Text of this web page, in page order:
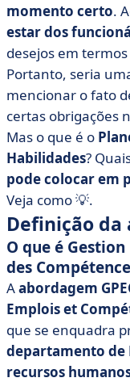
• Objetivos do
• Quais são os
• As ferramentas
• Abordagem
• A abordagem do
momento certo.
estar dos
desejos em termos
Portanto, seria
mencionar o fato
certas obrigações
Mas o que é o
Habilidades?
pode colocar em
Veja como 💡.
Definição da
O que é
des
Aabordagem
Emplois et
que se enquadra
departamento de
recursos